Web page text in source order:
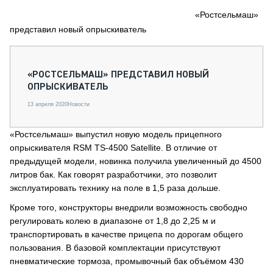
СПЕЦПРОЕКТЫ
О ПРОЕКТЕ
«Ростсельмаш»
представил новый опрыскиватель
«РОСТСЕЛЬМАШ» ПРЕДСТАВИЛ НОВЫЙ
ОПРЫСКИВАТЕЛЬ
13 апреля 2020Новости
«Ростсельмаш» выпустил новую модель прицепного
опрыскивателя RSM TS‑4500 Satellite. В отличие от
предыдущей модели, новинка получила увеличенный до 4500
литров бак. Как говорят разработчики, это позволит
эксплуатировать технику на поле в 1,5 раза дольше.
Кроме того, конструкторы внедрили возможность свободно
регулировать колею в диапазоне от 1,8 до 2,25 м и
транспортировать в качестве прицепа по дорогам общего
пользования. В базовой комплектации присутствуют
пневматические тормоза, промывочный бак объёмом 430